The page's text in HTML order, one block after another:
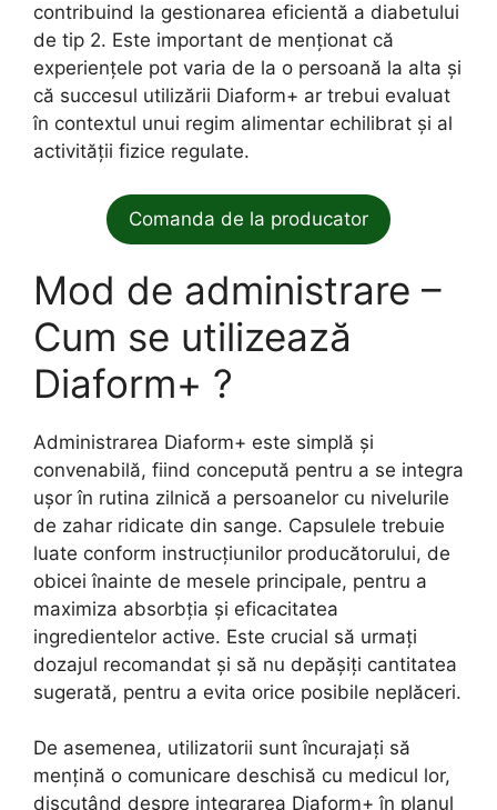
contribuind la gestionarea eficientă a diabetului
de tip 2. Este important de menționat că
experiențele pot varia de la o persoană la alta și
că succesul utilizării Diaform+ ar trebui evaluat
în contextul unui regim alimentar echilibrat și al
activității fizice regulate.
Comanda de la producator
Mod de administrare –
Cum se utilizează
Diaform+ ?
Administrarea Diaform+ este simplă și
convenabilă, fiind concepută pentru a se integra
ușor în rutina zilnică a persoanelor cu nivelurile
de zahar ridicate din sange. Capsulele trebuie
luate conform instrucțiunilor producătorului, de
obicei înainte de mesele principale, pentru a
maximiza absorbția și eficacitatea
ingredientelor active. Este crucial să urmați
dozajul recomandat și să nu depășiți cantitatea
sugerată, pentru a evita orice posibile neplăceri.
De asemenea, utilizatorii sunt încurajați să
mențină o comunicare deschisă cu medicul lor,
discutând despre integrarea Diaform+ în planul